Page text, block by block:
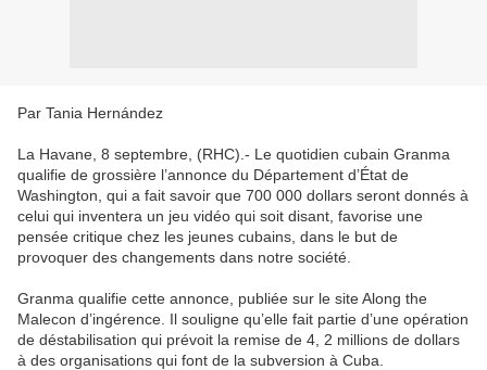
Par Tania Hernández
La Havane, 8 septembre, (RHC).- Le quotidien cubain Granma
qualifie de grossière l’annonce du Département d’État de
Washington, qui a fait savoir que 700 000 dollars seront donnés à
celui qui inventera un jeu vidéo qui soit disant, favorise une
pensée critique chez les jeunes cubains, dans le but de
provoquer des changements dans notre société.
Granma qualifie cette annonce, publiée sur le site Along the
Malecon d’ingérence. Il souligne qu’elle fait partie d’une opération
de déstabilisation qui prévoit la remise de 4, 2 millions de dollars
à des organisations qui font de la subversion à Cuba.